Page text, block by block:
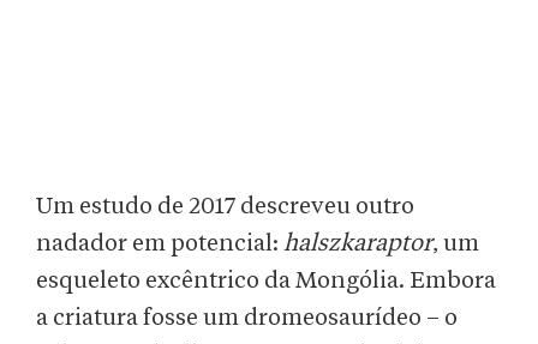
Um estudo de 2017 descreveu outro
nadador em potencial: halszkaraptor, um
esqueleto excêntrico da Mongólia. Embora
a criatura fosse um dromeosaurídeo – o